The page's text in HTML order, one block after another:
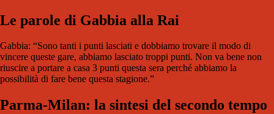
Le parole di Gabbia alla Rai
Gabbia: “Sono tanti i punti lasciati e dobbiamo trovare il modo di
vincere queste gare, abbiamo lasciato troppi punti. Non va bene non
riuscire a portare a casa 3 punti questa sera perché abbiamo la
possibilità di fare bene questa stagione.”
Parma-Milan: la sintesi del secondo tempo